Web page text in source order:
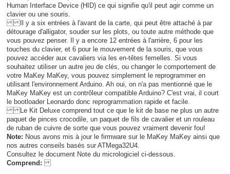
Human Interface Device (HID) ce qui signifie qu'il peut agir comme un
clavier ou une souris.
Il y a six entrées à l'avant de la carte, qui peut être attaché à par
détourage d'alligator, souder sur les plots, ou toute autre méthode que
vous pouvez penser. Il y a encore 12 entrées à l'arrière, 6 pour les
touches du clavier, et 6 pour le mouvement de la souris, que vous
pouvez accéder aux cavaliers via les en-têtes femelles. Si vous
souhaitez utiliser un autre jeu de clés, ou changer le comportement de
votre MaKey MaKey, vous pouvez simplement le reprogrammer en
utilisant l'environnement Arduino. Ah oui, on n'a pas mentionné que le
MaKey MaKey est un contrôleur compatible Arduino? C'est vrai, il court
le bootloader Leonardo donc reprogrammation rapide et facile.
Le Kit Deluxe comprend tout ce que le kit de base ne plus un autre
paquet de pinces crocodile, un paquet de fils de cavalier et un rouleau
de ruban de cuivre de sorte que vous pouvez vraiment devenir fou!
Note: Nous avons mis à jour le firmware sur le MaKey MaKey ainsi que
nos autres conseils basés sur ATMega32U4.
Consultez le document Note du micrologiciel ci-dessous.
Comprend: